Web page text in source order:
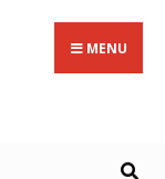
MENU